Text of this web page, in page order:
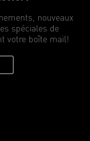
nouveaux
spéciales de
votre boîte mail!